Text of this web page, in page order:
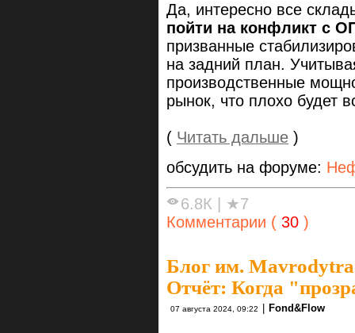
Да, интересно все
пойти на конфликт с
призванные
на задний план.
производственные
рынок, что плохо будет
( Читать дальше )
обсудить на форуме:
6.8К | ★7
Комментарии ( 30 )
Блог им.
Отчёт: Когда
07 августа 2024, 09:22 | Fond&Flow